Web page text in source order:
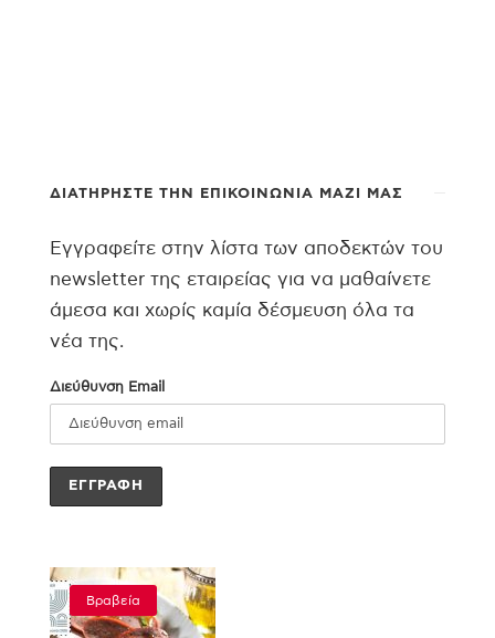
ΔΙΑΤΗΡΉΣΤΕ ΤΗΝ ΕΠΙΚΟΙΝΩΝΊΑ ΜΑΖΊ ΜΑΣ
Εγγραφείτε στην λίστα των αποδεκτών του
newsletter της εταιρείας για να μαθαίνετε
άμεσα και χωρίς καμία δέσμευση όλα τα
νέα της.
Διεύθυνση Email
Βραβεία